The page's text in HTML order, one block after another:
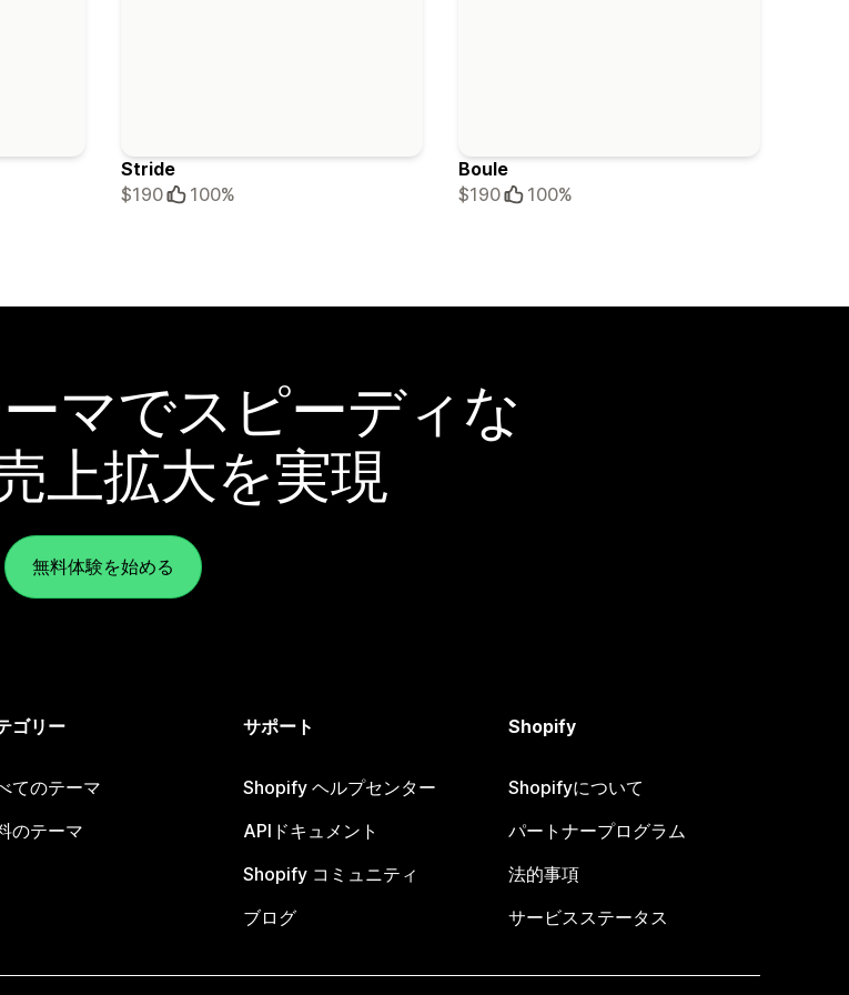
Stride
$190
100%
Boule
$190
100%
マでスピーディな
上拡大を実現
無料体験を始める
ゴリー
てのテーマ
のテーマ
サポート
Shopify ヘルプセンター
APIドキュメント
Shopify コミュニティ
ブログ
Shopify
Shopifyについて
パートナープログラム
法的事項
サービスステータス